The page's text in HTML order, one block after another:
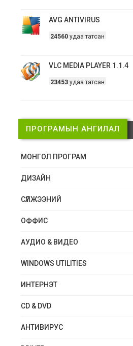
AVG ANTIVIRUS
24560 удаа татсан
VLC MEDIA PLAYER 1.1.4
23453 удаа татсан
ПРОГРАМЫН АНГИЛАЛ
МОНГОЛ ПРОГРАМ
ДИЗАЙН
СҮЛЖЭЭНИЙ
ОФФИС
АУДИО & ВИДЕО
WINDOWS UTILITIES
ИНТЕРНЭТ
CD & DVD
АНТИВИРУС